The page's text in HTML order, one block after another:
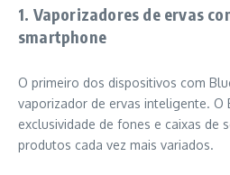
1. Vaporizadores de ervas
smartphone
O primeiro dos dispositivos com
vaporizador de ervas inteligente.
exclusividade de fones e caixas de
produtos cada vez mais variados.